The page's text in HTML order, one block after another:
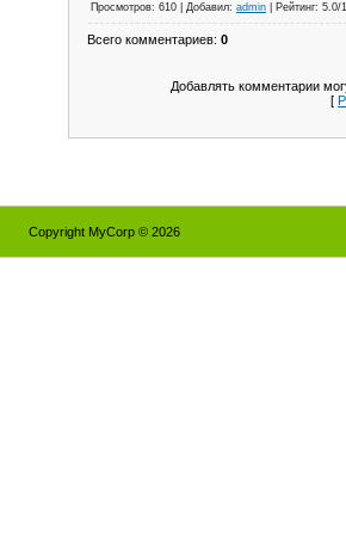
Просмотров: 610 | Добавил: admin | Рейтинг:
Всего комментариев: 0
Добавлять комментарии
[
Copyright MyCorp © 2026